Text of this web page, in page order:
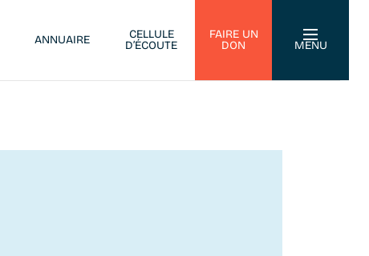
ANNUAIRE
CELLULE
D’ÉCOUTE
FAIRE UN
DON
MENU